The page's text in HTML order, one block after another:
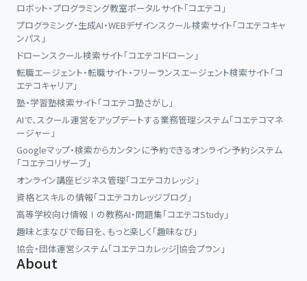
ロボット・プログラミング教室ポータルサイト「コエテコ」
プログラミング・生成AI・WEBデザインスクール検索サイト「コエテコキャ
ンパス」
ドローンスクール検索サイト「コエテコドローン」
転職エージェント・転職サイト・フリーランスエージェント検索サイト「コ
エテコキャリア」
塾・学習塾検索サイト「コエテコ塾さがし」
AIで、スクール運営をアップデートする業務管理システム「コエテコマネ
ージャー」
Googleマップ・検索からカンタンに予約できるオンライン予約システム
「コエテコリザーブ」
オンライン講座ビジネス管理「コエテコカレッジ」
資格とスキルの情報「コエテコカレッジブログ」
高等学校向け情報Ⅰの教務AI・問題集「コエテコStudy」
趣味とまなびで毎日を、もっと楽しく「趣味なび」
協会・団体運営システム「コエテコカレッジ|協会プラン」
About